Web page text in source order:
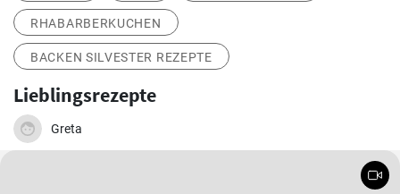
RHABARBERKUCHEN
BACKEN SILVESTER REZEPTE
Lieblingsrezepte
Greta